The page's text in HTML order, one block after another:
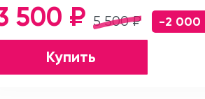
5 500 ₽
500 ₽ -2 000
Купить